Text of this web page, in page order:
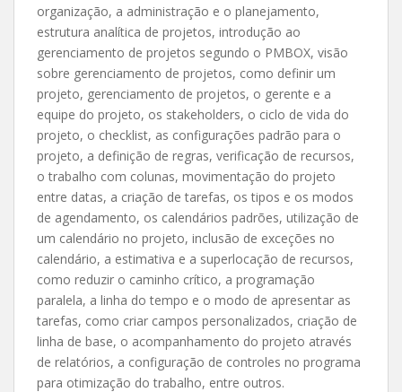
organização, a administração e o planejamento,
estrutura analítica de projetos, introdução ao
gerenciamento de projetos segundo o PMBOX, visão
sobre gerenciamento de projetos, como definir um
projeto, gerenciamento de projetos, o gerente e a
equipe do projeto, os stakeholders, o ciclo de vida do
projeto, o checklist, as configurações padrão para o
projeto, a definição de regras, verificação de recursos,
o trabalho com colunas, movimentação do projeto
entre datas, a criação de tarefas, os tipos e os modos
de agendamento, os calendários padrões, utilização de
um calendário no projeto, inclusão de exceções no
calendário, a estimativa e a superlocação de recursos,
como reduzir o caminho crítico, a programação
paralela, a linha do tempo e o modo de apresentar as
tarefas, como criar campos personalizados, criação de
linha de base, o acompanhamento do projeto através
de relatórios, a configuração de controles no programa
para otimização do trabalho, entre outros.